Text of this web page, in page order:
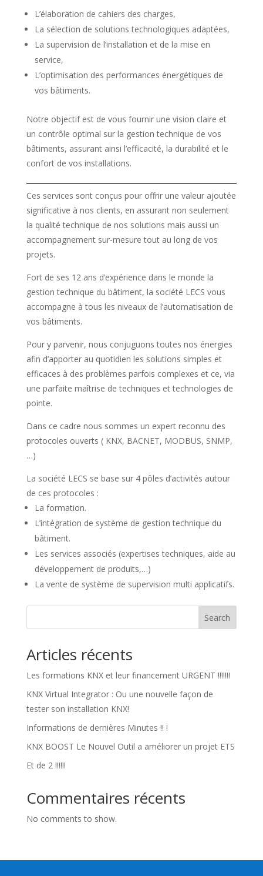
L’élaboration de cahiers des charges,
La sélection de solutions technologiques adaptées,
La supervision de l’installation et de la mise en
service,
L’optimisation des performances énergétiques de
vos bâtiments.
Notre objectif est de vous fournir une vision claire et
un contrôle optimal sur la gestion technique de vos
bâtiments, assurant ainsi l’efficacité, la durabilité et le
confort de vos installations.
Ces services sont conçus pour offrir une valeur ajoutée
significative à nos clients, en assurant non seulement
la qualité technique de nos solutions mais aussi un
accompagnement sur-mesure tout au long de vos
projets.
Fort de ses 12 ans d’expérience dans le monde la
gestion technique du bâtiment, la société LECS vous
accompagne à tous les niveaux de l’automatisation de
vos bâtiments.
Pour y parvenir, nous conjuguons toutes nos énergies
afin d’apporter au quotidien les solutions simples et
efficaces à des problèmes parfois complexes et ce, via
une parfaite maîtrise de techniques et technologies de
pointe.
Dans ce cadre nous sommes un expert reconnu des
protocoles ouverts ( KNX, BACNET, MODBUS, SNMP,
…)
La société LECS se base sur 4 pôles d’activités autour
de ces protocoles :
La formation.
L’intégration de système de gestion technique du
bâtiment.
Les services associés (expertises techniques, aide au
développement de produits,…)
La vente de système de supervision multi applicatifs.
Search
Articles récents
Les formations KNX et leur financement URGENT !!!!!!!
KNX Virtual Integrator : Ou une nouvelle façon de
tester son installation KNX!
Informations de dernières Minutes !! !
KNX BOOST Le Nouvel Outil a améliorer un projet ETS
Et de 2 !!!!!!
Commentaires récents
No comments to show.